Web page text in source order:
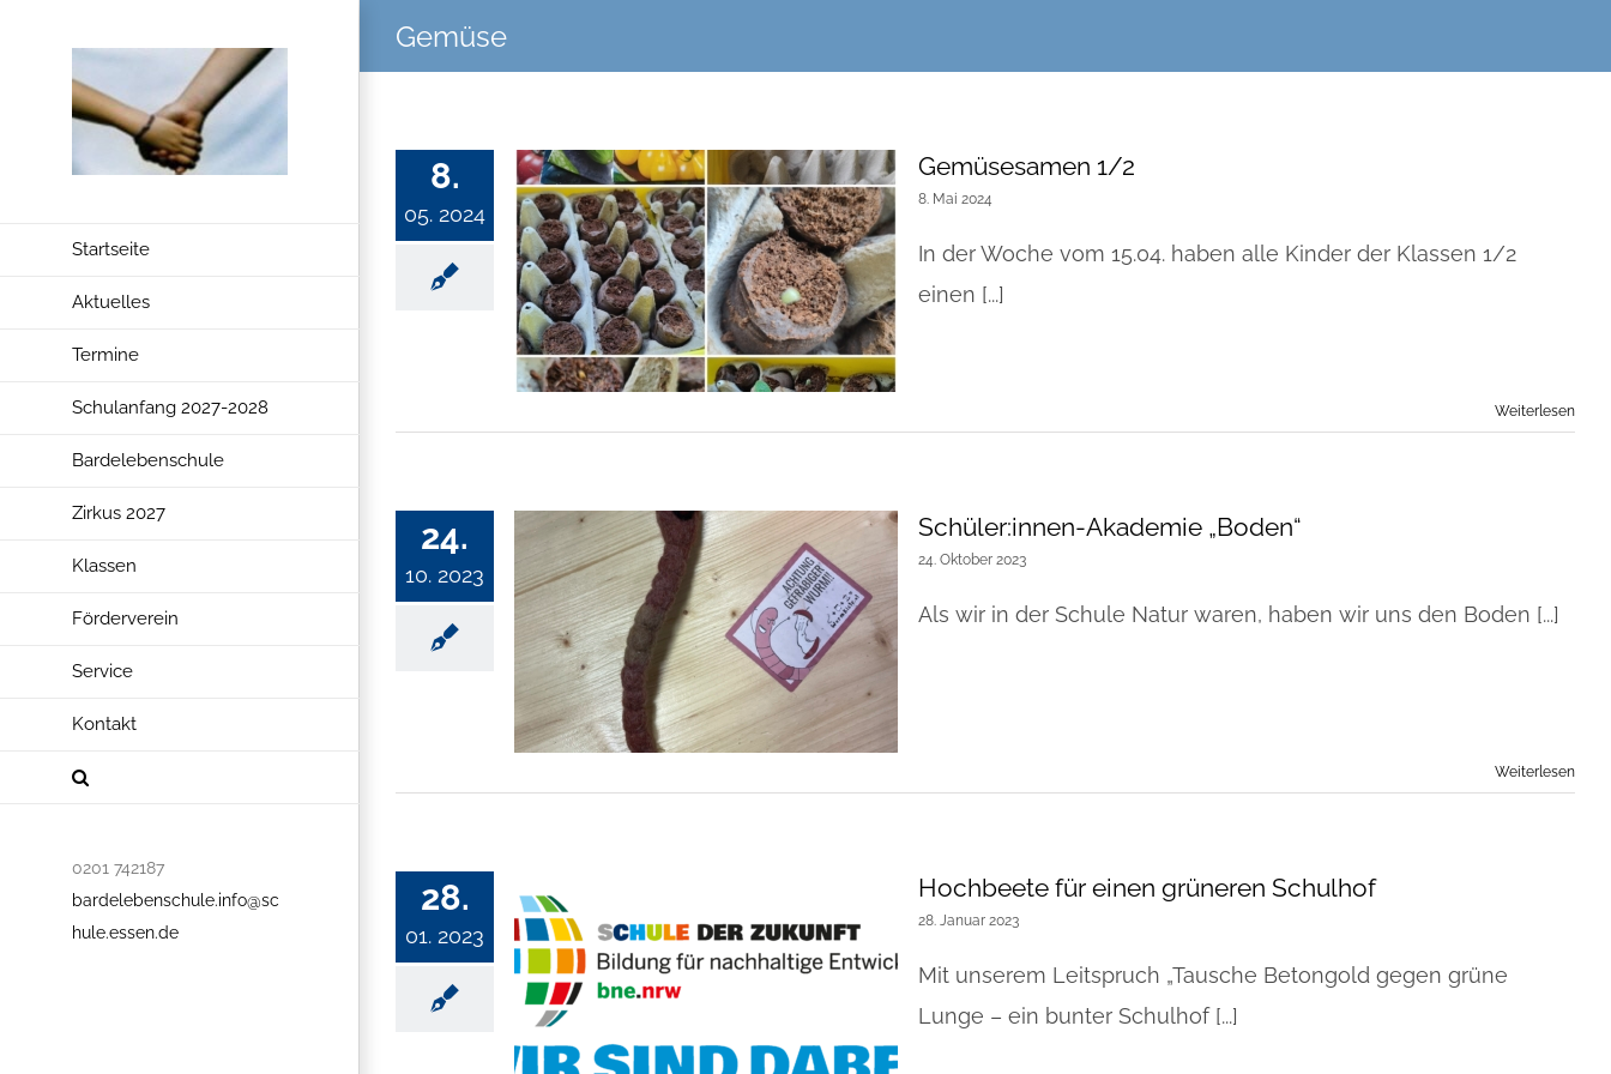
springen
Startseite
Aktuelles
Termine
Schulanfang 2027-2028
Bardelebenschule
Zirkus 2027
Klassen
Förderverein
Service
Kontakt
0201 742187
bardelebenschule.info@sc
hule.essen.de
Gemüse
8.
05. 2024
Gemüsesamen 1/2
8. Mai 2024
In der Woche vom 15.04. haben alle Kinder der Klassen 1/2
einen [...]
Weiterlesen
24.
10. 2023
Schüler:innen-Akademie „Boden“
24. Oktober 2023
Als wir in der Schule Natur waren, haben wir uns den Boden [...]
Weiterlesen
28.
01. 2023
Hochbeete für einen grüneren Schulhof
28. Januar 2023
Mit unserem Leitspruch „Tausche Betongold gegen grüne
Lunge – ein bunter Schulhof [...]